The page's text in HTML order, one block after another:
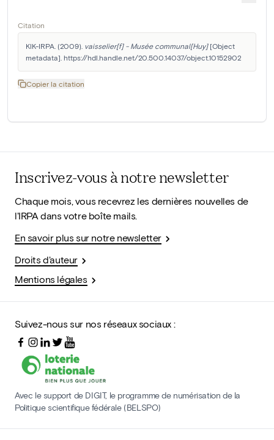
Citation
KIK-IRPA. (2009). vaisselier[f] - Musée communal[Huy] [Object
metadata]. https://hdl.handle.net/20.500.14037/object.10152902
Copier la citation
Inscrivez-vous à notre newsletter
Chaque mois, vous recevrez les dernières nouvelles de
l'IRPA dans votre boîte mails.
En savoir plus sur notre newsletter
Droits d'auteur
Mentions légales
Suivez-nous sur nos réseaux sociaux :
Avec le support de DIGIT, le programme de numérisation de la
Politique scientifique fédérale (BELSPO)